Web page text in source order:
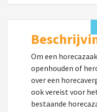
Om een
openhouden of
over een
ook vereist voor
bestaande